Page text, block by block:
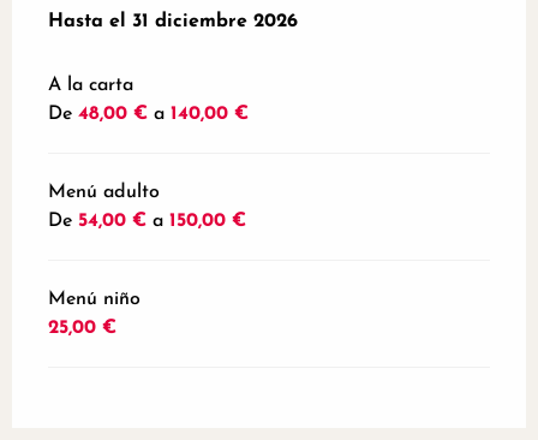
Desde 1 diciembre 2025hasta
Hasta el 31 diciembre 2026
A la carta
De 48,00 € a 140,00 €
Menú adulto
De 54,00 € a 150,00 €
Menú niño
25,00 €